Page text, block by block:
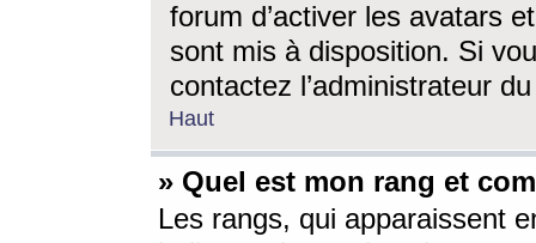
forum d’activer les avatars
sont mis à disposition. Si
contactez l’administrateur
Haut
» Quel est mon rang et
Les rangs, qui apparaissent